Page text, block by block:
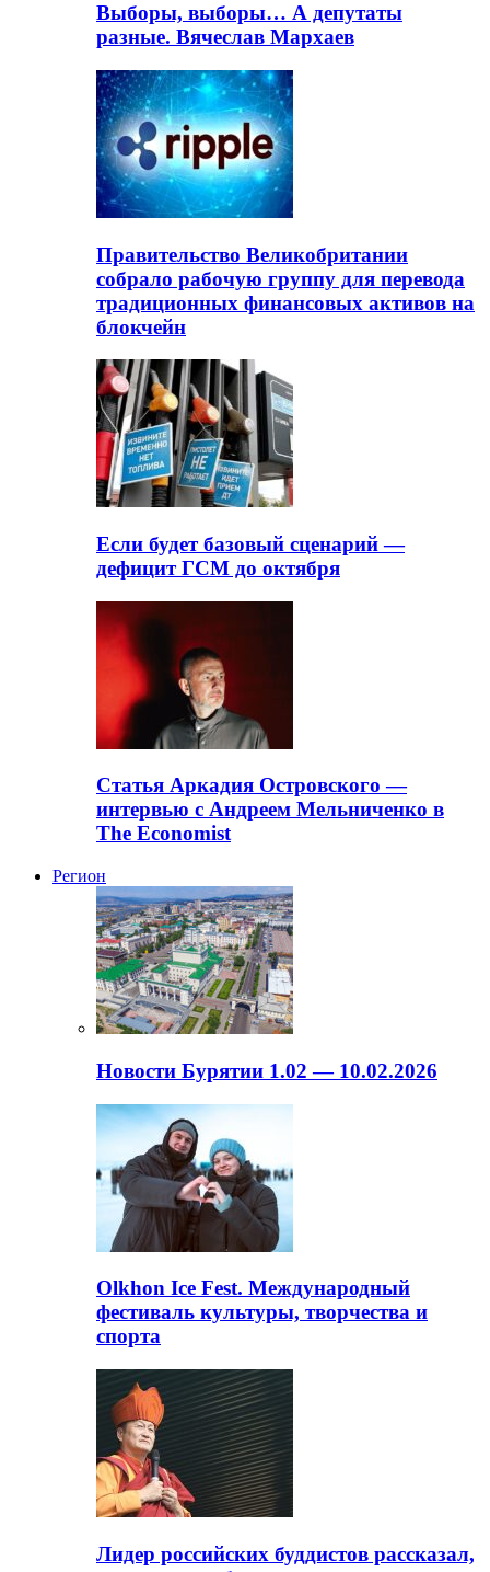
Выборы, выборы… А депутаты
разные. Вячеслав Мархаев
Правительство Великобритании
собрало рабочую группу для перевода
традиционных финансовых активов на
блокчейн
Если будет базовый сценарий —
дефицит ГСМ до октября
Статья Аркадия Островского —
интервью с Андреем Мельниченко в
The Economist
Регион
Новости Бурятии 1.02 — 10.02.2026
Olkhon Ice Fest. Международный
фестиваль культуры, творчества и
спорта
Лидер российских буддистов рассказал,